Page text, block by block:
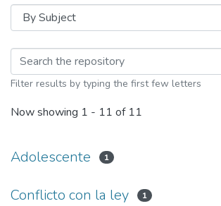
Browsing Especialização
Filter results by typing the first few letters
Now showing 1 - 11 of 11
Adolescente 1
Conflicto con la ley 1